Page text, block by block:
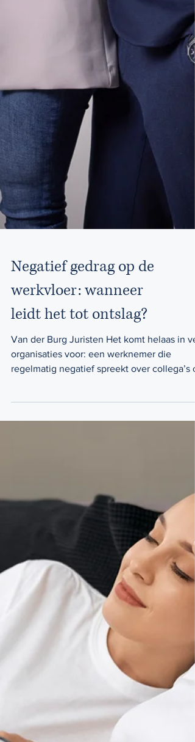
Negatief gedrag op de
werkvloer: wanneer
leidt het tot ontslag?
Van der Burg Juristen Het komt helaas in
organisaties voor: een werknemer die
kritiek...